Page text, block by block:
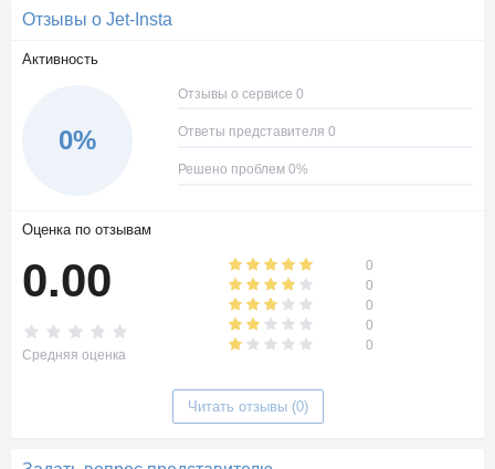
Отзывы о Jet-Insta
Активность
0%
Отзывы о сервисе 0
Ответы представителя 0
Решено проблем 0%
Оценка по отзывам
0.00
Средняя оценка
0
0
0
0
0
Читать отзывы (0)